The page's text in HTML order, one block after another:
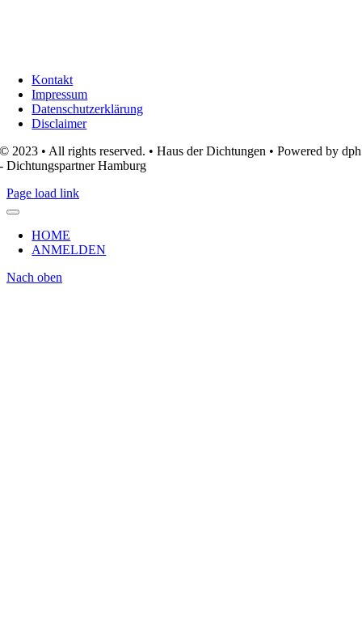
Kontakt
Impressum
Datenschutzerklärung
Disclaimer
© 2023 • All rights reserved. • Haus der Dichtungen • Powered by dph
- Dichtungspartner Hamburg
Page load link
HOME
ANMELDEN
Nach oben